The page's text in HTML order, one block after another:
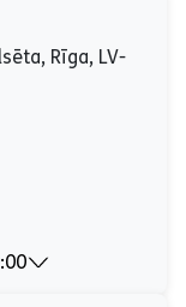
Rīga, LV-